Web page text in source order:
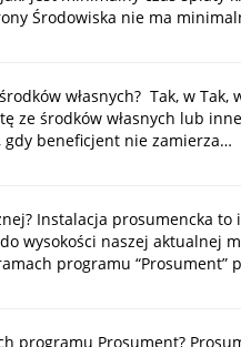
Środowiska nie ma
własnych? Tak, w
ze środków własnych lub
beneficjent nie zamierza…
Instalacja prosumencka
wysokości naszej
programu “Prosument”
programu Prosument?